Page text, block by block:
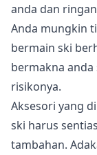
anda dan
Anda mungkin
bermain ski
bermakna
risikonya.
Aksesori yang
ski harus
tambahan.